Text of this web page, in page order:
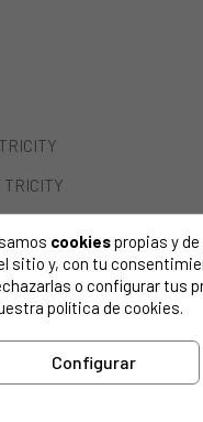
TRICITY
cookiespropias y
sitio y, con tu
o configurar tus
política de cookies.
Configurar